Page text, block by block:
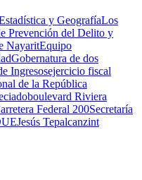
y GeografíaLos
Prevención del Delito y
NayaritEquipo
Gobernatura de dos
Ingresosejercicio fiscal
de la República
boulevard Riviera
Federal 200Secretaría
Jesús Tepalcanzint